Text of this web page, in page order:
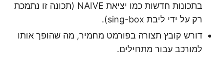
בתכונות חדשות כמו יציאת NAIVE (תכונה זו נתמכת
רק על ידי ליבת sing-box).
דורש קובץ תצורה בפורמט מחמיר, מה שהופך אותו
למורכב עבור מתחילים.